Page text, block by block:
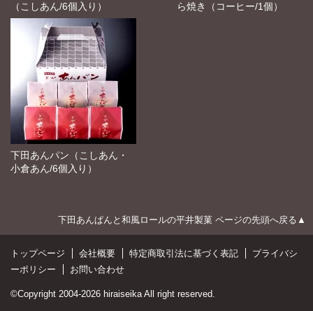
（こしあん/6個入り）
ら焼き（コーヒー/1個）
下田あんパン（こしあん・
小倉あん/6個入り）
下田あんぱんと和風ロールの平井製菓 ページの先頭へ戻る▲
トップページ 会社概要 特定商取引法に基づく表記
プライバシ
ーポリシー
お問い合わせ
©Copyright 2004-2026 hiraiseika All right reserved.